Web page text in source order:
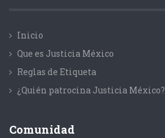
Inicio
Que es Justicia México
Reglas de Etiqueta
¿Quién patrocina Justicia México?
Comunidad